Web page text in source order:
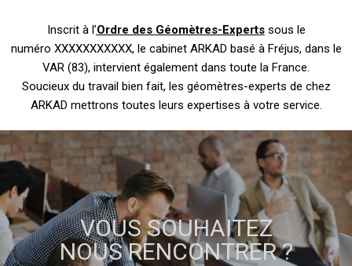
Inscrit à l’Ordre des Géomètres-Expertssous le
numéro XXXXXXXXXXX, le cabinet ARKAD basé à Fréjus, dans le
VAR (83), intervient également dans toute la France.
Soucieux du travail bien fait, les géomètres-experts de chez
ARKAD mettrons toutes leurs expertises à votre service.
VOUS SOUHAITEZ
NOUS RENCONTRER ?